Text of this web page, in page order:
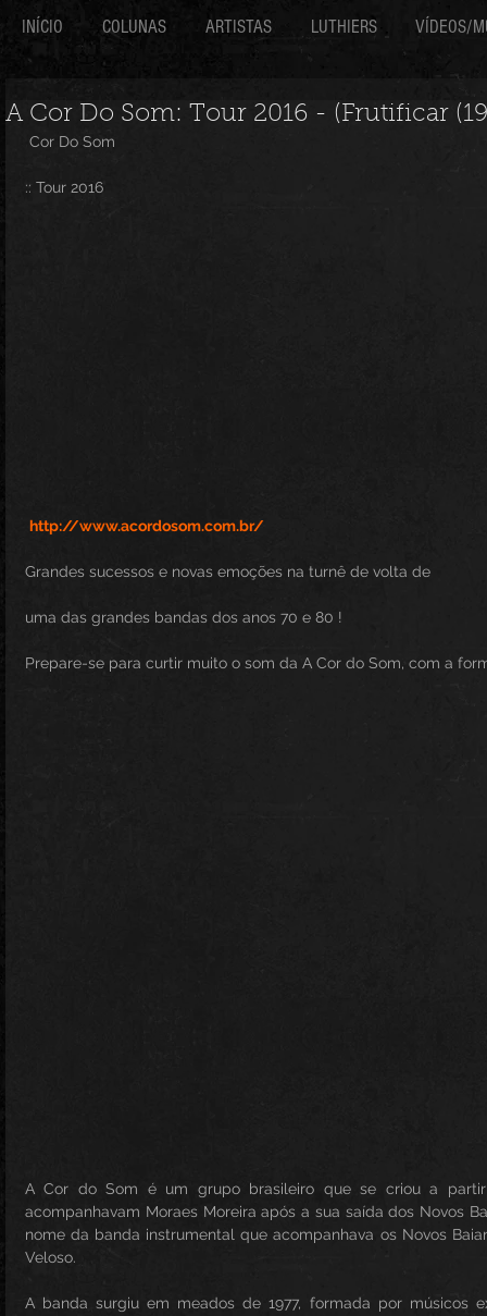
INÍCIO COLUNAS ARTISTAS LUTHIERS VÍDEOS/
A Cor Do Som: Tour 2016 - (Frutificar
Cor Do Som
:: Tour 2016
http://www.acordosom.com.br/
Grandes sucessos e novas emoções na turnê de volta de
uma das grandes bandas dos anos 70 e 80 !
Prepare-se para curtir muito o som da A Cor do Som, com a
A Cor do Som é um grupo brasileiro que se criou a
acompanhavam Moraes Moreira após a sua saída dos Novos
nome da banda instrumental que acompanhava os Novos
Veloso.
A banda surgiu em meados de 1977, formada por músicos